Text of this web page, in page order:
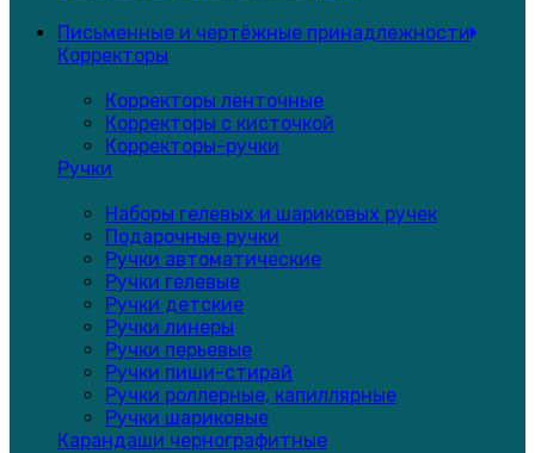
Письменные и чертёжные принадлежности
Корректоры
Корректоры ленточные
Корректоры с кисточкой
Корректоры-ручки
Ручки
Наборы гелевых и шариковых ручек
Подарочные ручки
Ручки автоматические
Ручки гелевые
Ручки детские
Ручки линеры
Ручки перьевые
Ручки пиши-стирай
Ручки роллерные, капиллярные
Ручки шариковые
Карандаши чернографитные